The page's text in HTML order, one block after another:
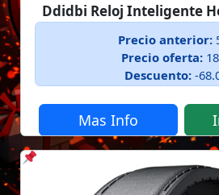
Ddidbi Reloj Inteligente
Precio anterior:
Precio oferta:
Descuento: -
Mas Info